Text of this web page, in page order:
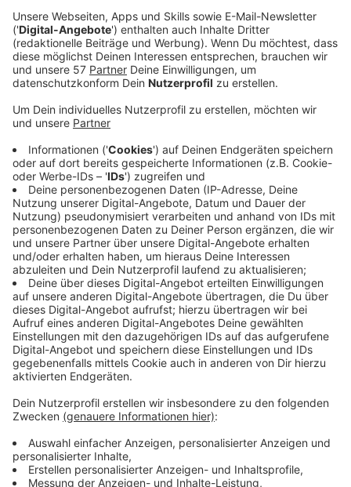
Stabhochspringer im September gibt es die ersten
Zusagen.
So wird auf jeden Fall Vorjahressieger Matt Ludwig
dabei sein. Außerdem haben auch schon der Sieger von
2018, Piotr Lisek aus Polen, und der beste Deutsche
der letzten WM, Oleg Zernikel, ihre Teilnahme
bestätigt.
Der Frauen-Wettkampf beim Domspringen wird sich
diesmal in neuer Form präsentieren. Sechs Athletinnen,
darunter die besten deutschen sowie internationale
Springerinnen, werden am 10. September um den Titel
kämpfen. Zugesagt haben schon die deutsche
Hallenmeisterin aus 2018, Katharina Bauer, und die
schwedische Rekordhalterin Michaela Meijer (NR 4,83
m).
Das Domspringen wird in seiner 17. Auflage in diesem
Jahr erstmals an einem Samstag - und zwar am 10.9. -
ausgerichtet. Grund dafür ist der diesjährige Meeting-
Kalender der Stabhpchspringer, aus dem der 10.9. aus
rein sportlicher Sicht als effektivster Termin
hervorgeht, heißt es.